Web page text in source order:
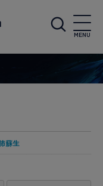
MENU
蘇生